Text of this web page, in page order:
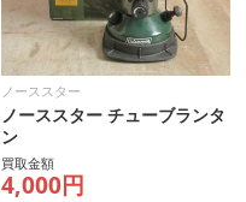
ノーススター
ノーススター チューブランタ
ン
買取金額
4,000円